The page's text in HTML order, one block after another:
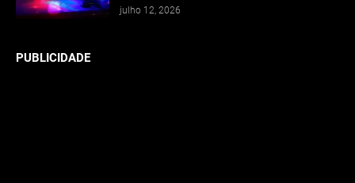
julho 12, 2026
PUBLICIDADE